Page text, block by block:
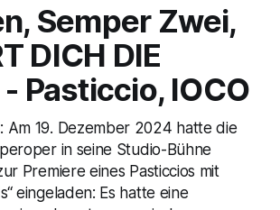
Semper Zwei,
DICH DIE
- Pasticcio, IOCO
Am 19. Dezember 2024 hatte die
in seine Studio-Bühne
Premiere eines Pasticcios mit
eingeladen: Es hatte eine